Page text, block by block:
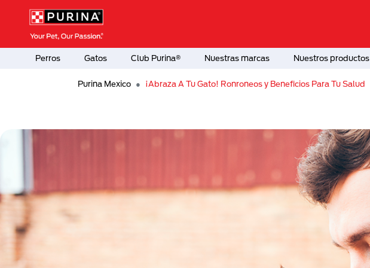
Pasar al contenido principal
Menú Secundario Purina
Menú Principal Purina
Perros Gatos Club Purina® Nuestras marcas Nuestros productos
Purina Mexico ¡Abraza A Tu Gato! Ronroneos y Beneficios Para Tu Salud